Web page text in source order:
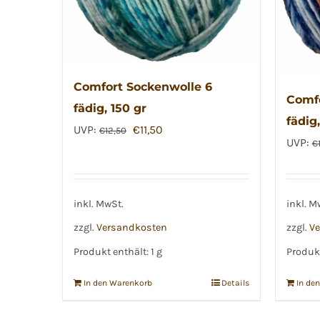
Comfort Sockenwolle 6
fädig, 150 gr
UVP: €12,50 Ursprünglicher
€11,50
inkl. MwSt.
zzgl. Versandkosten
Produkt enthält: 1 g
In den Warenkorb Details
UVP: €
inkl.
zzgl.
In